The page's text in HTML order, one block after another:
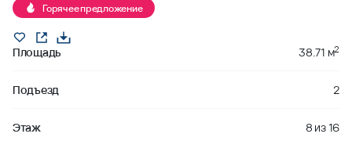
Горячее предложение
Площадь 38.71 м2
Подъезд 2
Этаж 8 из16